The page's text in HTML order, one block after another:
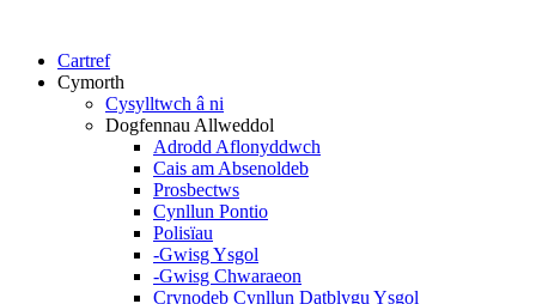
Cartref
Cymorth
Cysylltwch â ni
Dogfennau Allweddol
Adrodd Aflonyddwch
Cais am Absenoldeb
Prosbectws
Cynllun Pontio
Polisïau
-Gwisg Ysgol
-Gwisg Chwaraeon
Crynodeb Cynllun Datblygu Ysgol